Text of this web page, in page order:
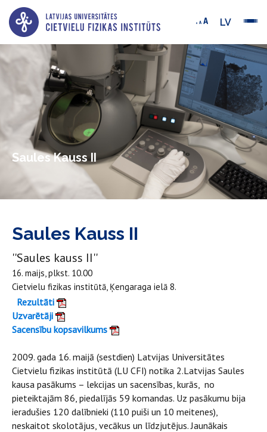
LV
Saules Kauss II
Saules Kauss II
''Saules kauss II''
16. maijs, plkst. 10.00
Cietvielu fizikas institūtā, Ķengaraga ielā 8.
Rezultāti
Uzvarētāji
Sacensību kopsavilkums
2009. gada 16. maijā (sestdien) Latvijas Universitātes
Cietvielu fizikas institūtā (LU CFI) notika 2.Latvijas Saules
kausa pasākums – lekcijas un sacensības, kurās, no
pieteiktajām 86, piedalījās 59 komandas. Uz pasākumu bija
ieradušies 120 dalībnieki (110 puiši un 10 meitenes),
neskaitot skolotājus, vecākus un līdzjutējus. Jaunākais